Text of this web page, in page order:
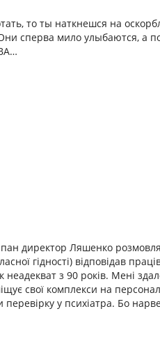
то ты наткнешся на
сперва мило улыбаются, а
директор Ляшенко
гідності) відповідав
неадекват з 90 років. Мені
свої комплекси на
у психіатра. Бо